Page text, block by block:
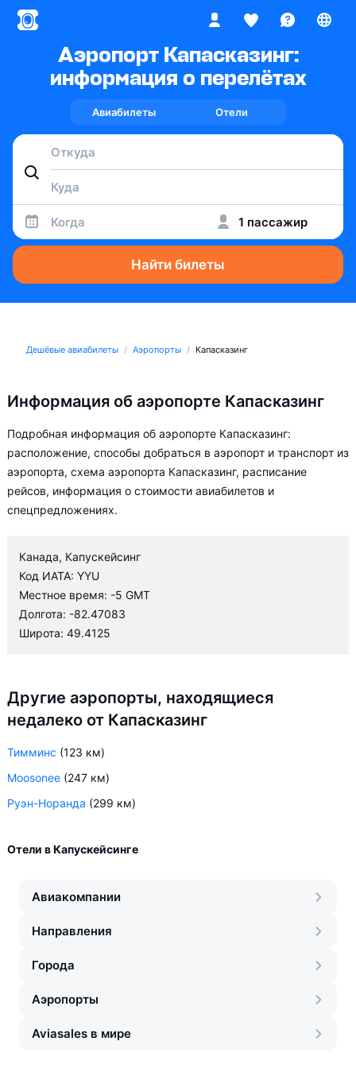
Аэропорт Капасказинг:
информация о перелётах
Авиабилеты Отели
Когда 1 пассажир
Найти билеты
Дешёвые авиабилеты Аэропорты Капасказинг
Информация об аэропорте Капасказинг
Подробная информация об аэропорте Капасказинг:
расположение, способы добраться в аэропорт и транспорт из
аэропорта, схема аэропорта Капасказинг, расписание
рейсов, информация о стоимости авиабилетов и
спецпредложениях.
Канада, Капускейсинг
Код ИАТА: YYU
Местное время: -5 GMT
Долгота: -82.47083
Широта: 49.4125
Другие аэропорты, находящиеся
недалеко от Капасказинг
Тимминс (123 км)
Moosonee (247 км)
Руэн-Норанда (299 км)
Отели в Капускейсинге
Авиакомпании
Направления
Города
Аэропорты
Aviasales в мире